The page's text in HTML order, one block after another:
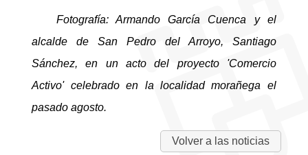
Fotografía: Armando García Cuenca y el
alcalde de San Pedro del Arroyo, Santiago
Sánchez, en un acto del proyecto 'Comercio
Activo' celebrado en la localidad morañega el
pasado agosto.
Volver a las noticias